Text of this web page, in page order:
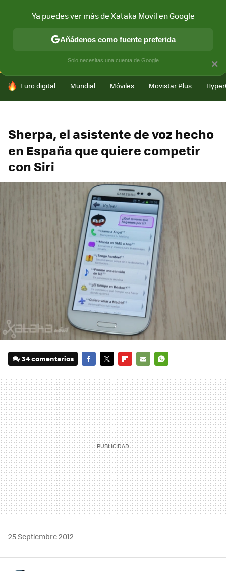
CONECTIVIDAD MÓVIL Y SOCIEDAD APLICACIONES
HOY SE HABLA DE
Euro digital Mundial Móviles Movistar Plus
Sherpa, el asistente de voz hecho
en España que quiere competir
con Siri
34 comentarios
MAIL
25 Septiembre 2012
×
Ya puedes ver más de Xataka Movil en Google
Añádenos como fuente preferida
Solo necesitas una cuenta de Google